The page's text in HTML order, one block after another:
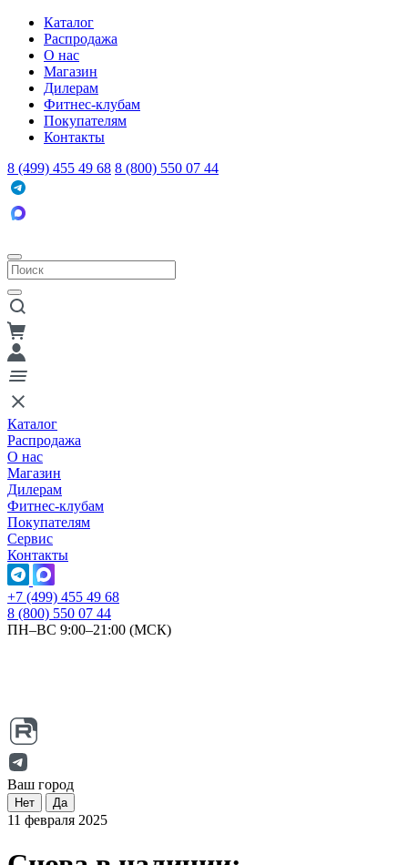
Каталог
Распродажа
О нас
Магазин
Дилерам
Фитнес-клубам
Покупателям
Контакты
8 (499) 455 49 68 8 (800) 550 07 44
Каталог
Распродажа
О нас
Магазин
Дилерам
Фитнес-клубам
Покупателям
Сервис
Контакты
+7 (499) 455 49 68
8 (800) 550 07 44
ПН–ВС 9:00–21:00 (МСК)
Ваш город
Нет Да
11 февраля 2025